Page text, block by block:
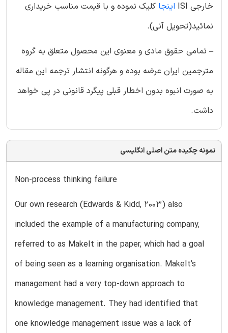
خارجی ISI
اینجا کلیک نموده و با قیمت مناسب خریداری
نمائید(تحویل آنی).
– تمامی حقوق مادی و معنوی این محصول متعلق به گروه
مترجمین ایران عرضه بوده و هرگونه انتشار ترجمه این مقاله
به صورت انبوه بدون اخطار قبلی پیگرد قانونی در پی خواهد
داشت.
نمونه چکیده متن اصلی انگلیسی
Non-process thinking failure
Our own research (Edwards & Kidd, 2003) also
included the example of a manufacturing company,
referred to as MakeIt in the paper, which had a goal
of being seen as a learning organisation. MakeIt’s
management had a very top-down approach to
knowledge management. They had identified that
one knowledge management issue was a lack of